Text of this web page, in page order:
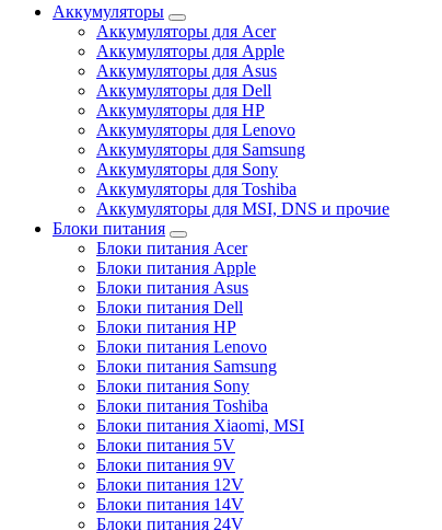
Аккумуляторы
Аккумуляторы для Acer
Аккумуляторы для Apple
Аккумуляторы для Asus
Аккумуляторы для Dell
Аккумуляторы для HP
Аккумуляторы для Lenovo
Аккумуляторы для Samsung
Аккумуляторы для Sony
Аккумуляторы для Toshiba
Аккумуляторы для MSI, DNS и прочие
Блоки питания
Блоки питания Acer
Блоки питания Apple
Блоки питания Asus
Блоки питания Dell
Блоки питания HP
Блоки питания Lenovo
Блоки питания Samsung
Блоки питания Sony
Блоки питания Toshiba
Блоки питания Xiaomi, MSI
Блоки питания 5V
Блоки питания 9V
Блоки питания 12V
Блоки питания 14V
Блоки питания 24V